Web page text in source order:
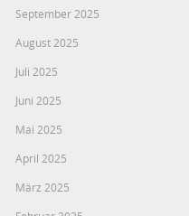
September 2025
August 2025
Juli 2025
Juni 2025
Mai 2025
April 2025
März 2025